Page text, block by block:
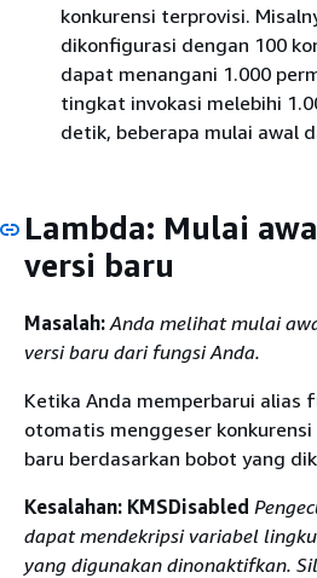
konkurensi terprovisi.
dikonfigurasi dengan 100
dapat menangani 1.000
tingkat invokasi melebihi
detik, beberapa mulai awal
Lambda: Mulai
versi baru
Masalah: Anda melihat mulai
versi baru dari fungsi Anda.
Ketika Anda memperbarui alias
otomatis menggeser
baru berdasarkan bobot yang
Kesalahan: KMSDisabled
dapat mendekripsi variabel
yang digunakan dinonaktifkan.